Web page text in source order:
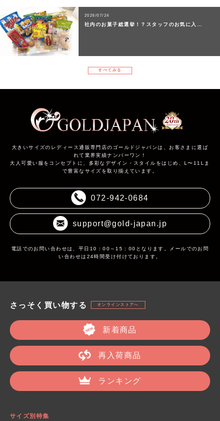
2026/07/24
社内のお菓子総選挙！？スタッフのお気に入…
すべてみる
大きいサイズのレディース通販専門店のゴールドジャパンは、お客さまに選ば
れて業界実績ナンバーワン！
大人可愛い服をコンセプトに、多彩なデザイン・スタイルをはじめ、L〜11Lま
で豊富なサイズを取り揃えています。
072-942-0684
support@gold-japan.jp
電話でのお問い合わせは、平日10：00～15：00となります。メールでのお問
い合わせは24時間受け付けております。
さっそく買い物する オンラインストアへ
新着商品
再入荷商品
ランキング
サイズ別特集